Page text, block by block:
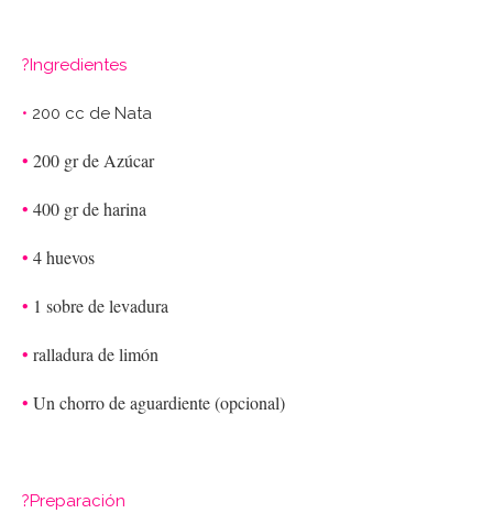
?Ingredientes
• 200 cc de Nata
• 200 gr de Azúcar
• 400 gr de harina
• 4 huevos
• 1 sobre de levadura
• ralladura de limón
• Un chorro de aguardiente (opcional)
?Preparación